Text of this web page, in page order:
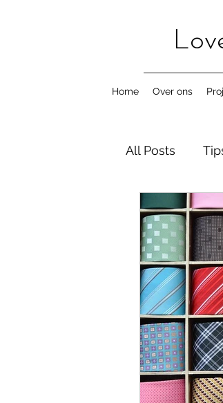
Home Over ons
All Posts